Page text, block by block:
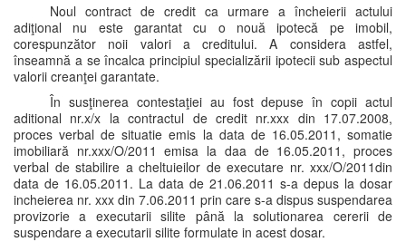
Noul contract de credit ca urmare a încheierii actului
adiţional nu este garantat cu o nouă ipotecă pe imobil,
corespunzător noii valori a creditului. A considera astfel,
înseamnă a se încalca principiul specializării ipotecii sub aspectul
valorii creanţei garantate.
În susţinerea contestaţiei au fost depuse în copii actul
aditional nr.x/x la contractul de credit nr.xxx din 17.07.2008,
proces verbal de situatie emis la data de 16.05.2011, somatie
imobiliară nr.xxx/O/2011 emisa la daa de 16.05.2011, proces
verbal de stabilire a cheltuieilor de executare nr. xxx/O/2011din
data de 16.05.2011. La data de 21.06.2011 s-a depus la dosar
incheierea nr. xxx din 7.06.2011 prin care s-a dispus suspendarea
provizorie a executarii silite până la solutionarea cererii de
suspendare a executarii silite formulate in acest dosar.